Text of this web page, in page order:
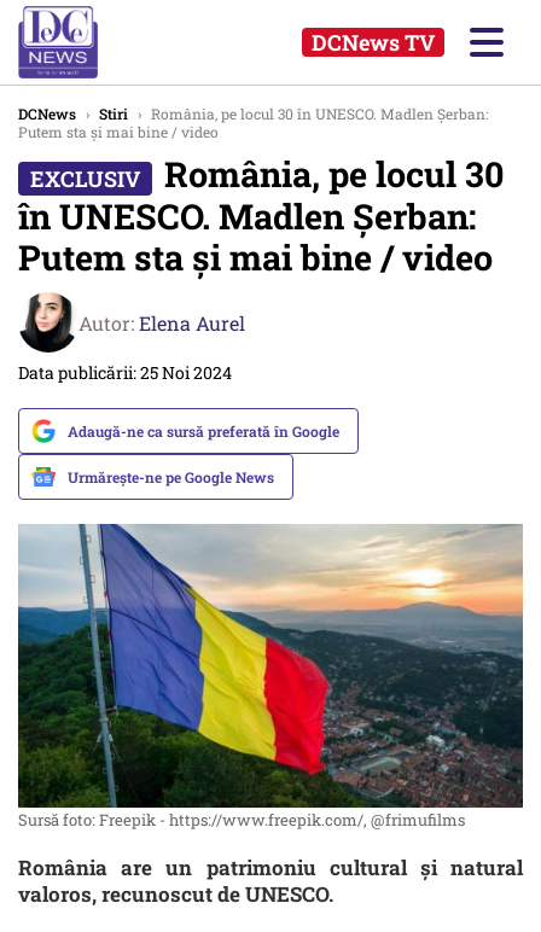
DCNews TV
DCNews › Stiri › România, pe locul 30 în UNESCO. Madlen Șerban:
Putem sta și mai bine / video
România, pe locul 30
în UNESCO. Madlen Șerban:
Putem sta și mai bine / video
Autor:Elena Aurel
Data publicării: 25 Noi 2024
Adaugă-ne ca sursă preferată în Google
Urmărește-ne pe Google News
Sursă foto: Freepik - https://www.freepik.com/, @frimufilms
România are un patrimoniu cultural și natural
valoros, recunoscut de UNESCO.